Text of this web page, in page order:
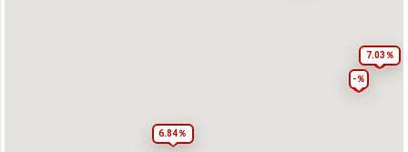
6.84％
7.03％
-％